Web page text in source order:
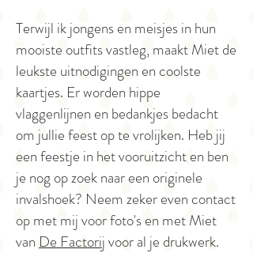
Terwijl ik jongens en meisjes in hun
mooiste outfits vastleg, maaktMietde
leukste uitnodigingen en coolste
kaartjes. Er worden hippe
vlaggenlijnen en bedankjes bedacht
om jullie feest op te vrolijken. Heb jij
een feestje in het vooruitzicht en ben
je nog op zoek naar een originele
invalshoek? Neem zeker even contact
op met mij voor foto's en met Miet
van De Factorijvoor al je drukwerk.